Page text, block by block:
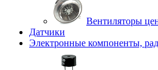
Вентиляторы
Датчики
Электронные компоненты,